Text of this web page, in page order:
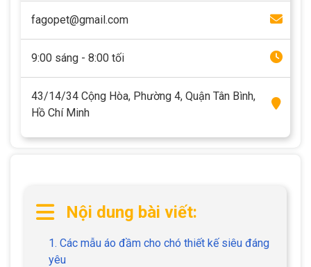
Nội dung bài viết:
1. Các mẫu áo đầm cho chó thiết kế siêu đáng
yêu
fagopet@gmail.com
9:00 sáng - 8:00 tối
43/14/34 Cộng Hòa, Phường 4, Quận Tân Bình,
Hồ Chí Minh